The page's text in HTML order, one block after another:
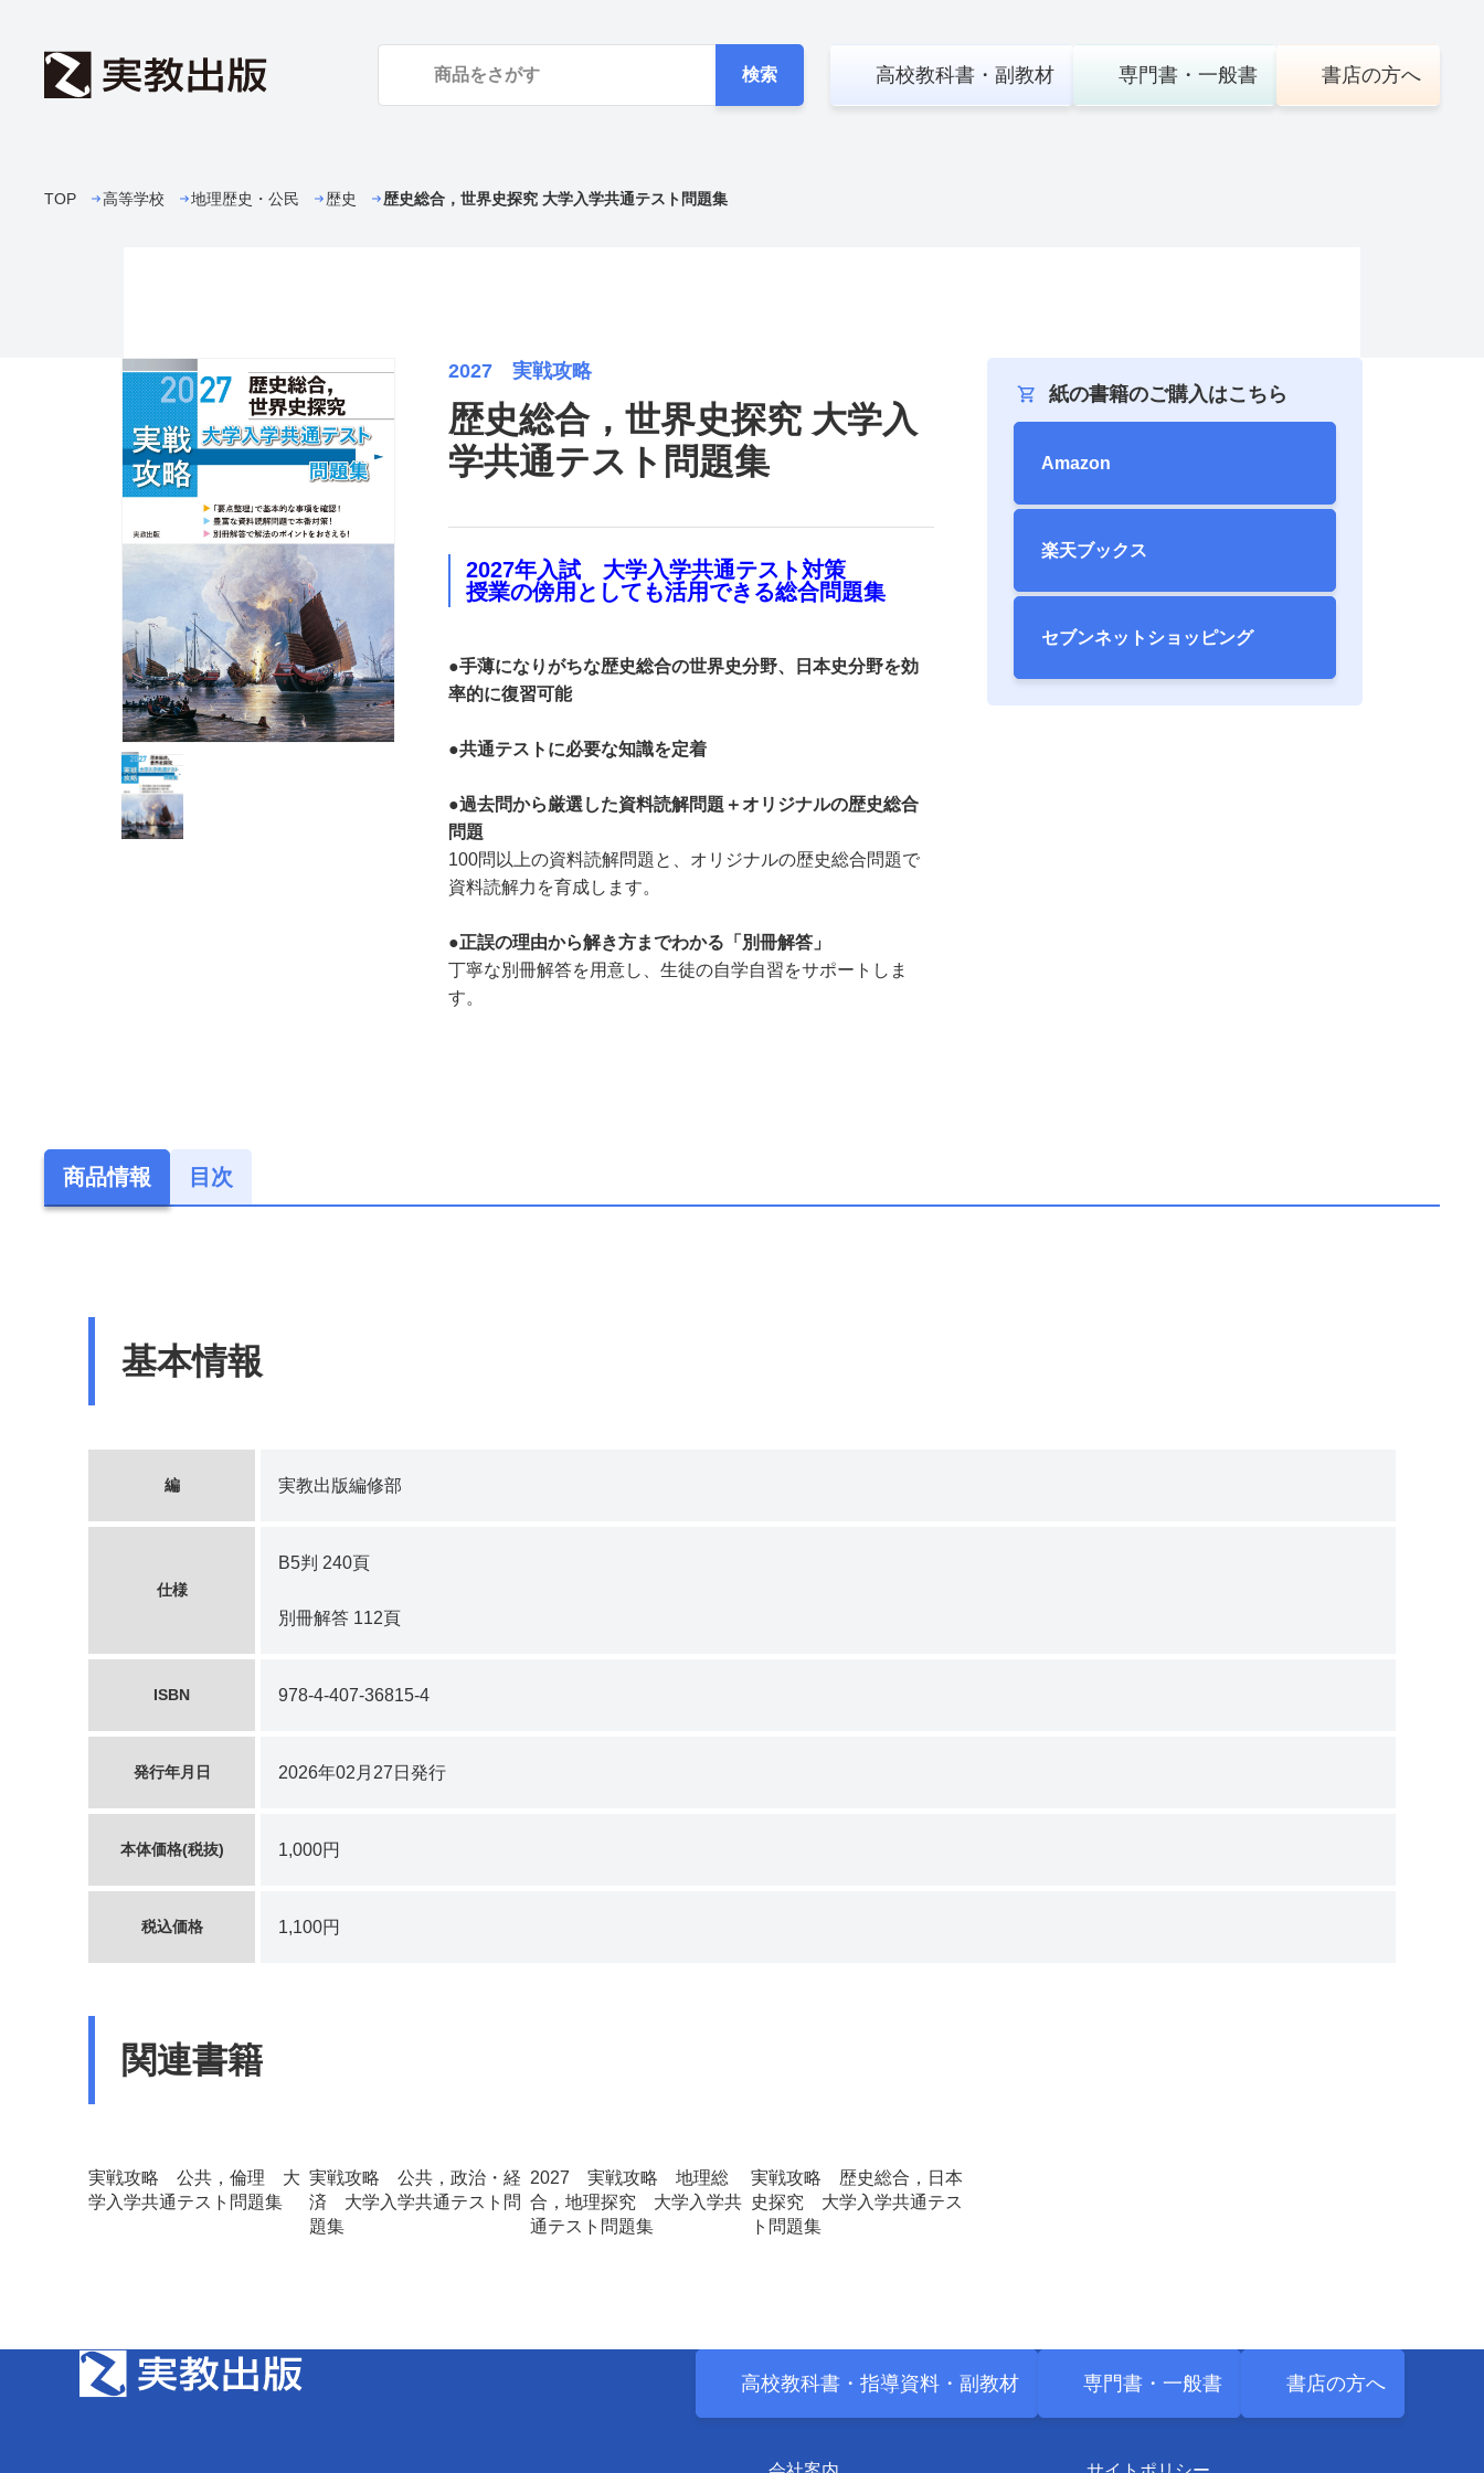
検索 高校教科書・ 副教材 専門書・ 一般書 書店の方へ
TOP 高等学校 地理歴史・公民 歴史 歴史総合，世界史探究 大学入学共通テスト問題集
2027 実戦攻略
歴史総合，世界史探究 大学入
学共通テスト問題集
2027年入試 大学入学共通テスト対策
授業の傍用としても活用できる総合問題集
●手薄になりがちな歴史総合の世界史分野、日本史分野を効
率的に復習可能
●共通テストに必要な知識を定着
●過去問から厳選した資料読解問題＋オリジナルの歴史総合
問題
100問以上の資料読解問題と、オリジナルの歴史総合問題で
資料読解力を育成します。
●正誤の理由から解き方までわかる「別冊解答」
丁寧な別冊解答を用意し、生徒の自学自習をサポートしま
す。
紙の書籍のご購入はこちら
Amazon
楽天ブックス
セブンネット ショッピング
商品情報 目次
基本情報
編 実教出版編修部
仕様
B5判 240頁
別冊解答 112頁
ISBN 978-4-407-36815-4
発行年月日 2026年02月27日発行
本体価格(税抜) 1,000円
税込価格 1,100円
関連書籍
実戦攻略 公共，倫理 大
学入学共通テスト問題集
実戦攻略 公共，政治・経
済 大学入学共通テスト問
題集
2027 実戦攻略 地理総
合，地理探究 大学入学共
通テスト問題集
実戦攻略 歴史総合，日本
史探究 大学入学共通テス
ト問題集
高校教科書・ 指導資料・ 副教材 専門書・ 一般書 書店の方へ